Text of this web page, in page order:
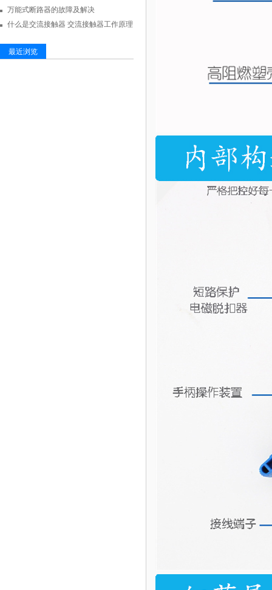
万能式断路器的故障及解决
什么是交流接触器 交流接触器工作原理
最近浏览